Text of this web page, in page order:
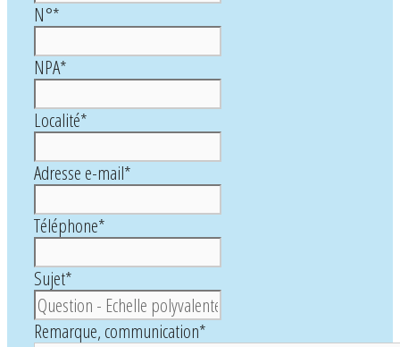
N°*
NPA*
Localité*
Adresse e-mail*
Téléphone*
Sujet*
Remarque, communication*